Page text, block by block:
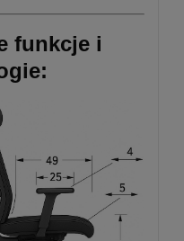
funkcje i